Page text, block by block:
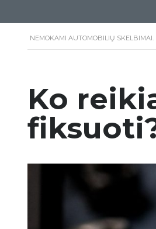
NEMOKAMI AUTOMOBILIŲ
Ko